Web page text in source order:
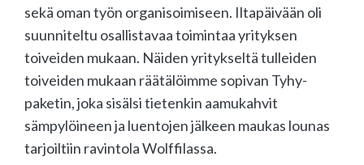
sekä oman työn organisoimiseen. Iltapäivään oli
suunniteltu osallistavaa toimintaa yrityksen
toiveiden mukaan. Näiden yritykseltä tulleiden
toiveiden mukaan räätälöimme sopivan Tyhy-
paketin, joka sisälsi tietenkin aamukahvit
sämpylöineen ja luentojen jälkeen maukas lounas
tarjoiltiin ravintola Wolffilassa.